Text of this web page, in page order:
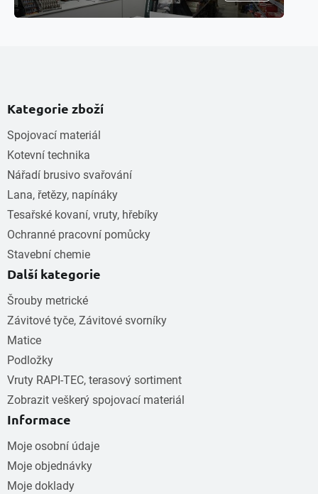
Kategorie zboží
Spojovací materiál
Kotevní technika
Nářadí brusivo svařování
Lana, řetězy, napínáky
Tesařské kovaní, vruty, hřebíky
Ochranné pracovní pomůcky
Stavební chemie
Další kategorie
Šrouby metrické
Závitové tyče, Závitové svorníky
Matice
Podložky
Vruty RAPI-TEC, terasový sortiment
Zobrazit veškerý spojovací materiál
Informace
Moje osobní údaje
Moje objednávky
Moje doklady